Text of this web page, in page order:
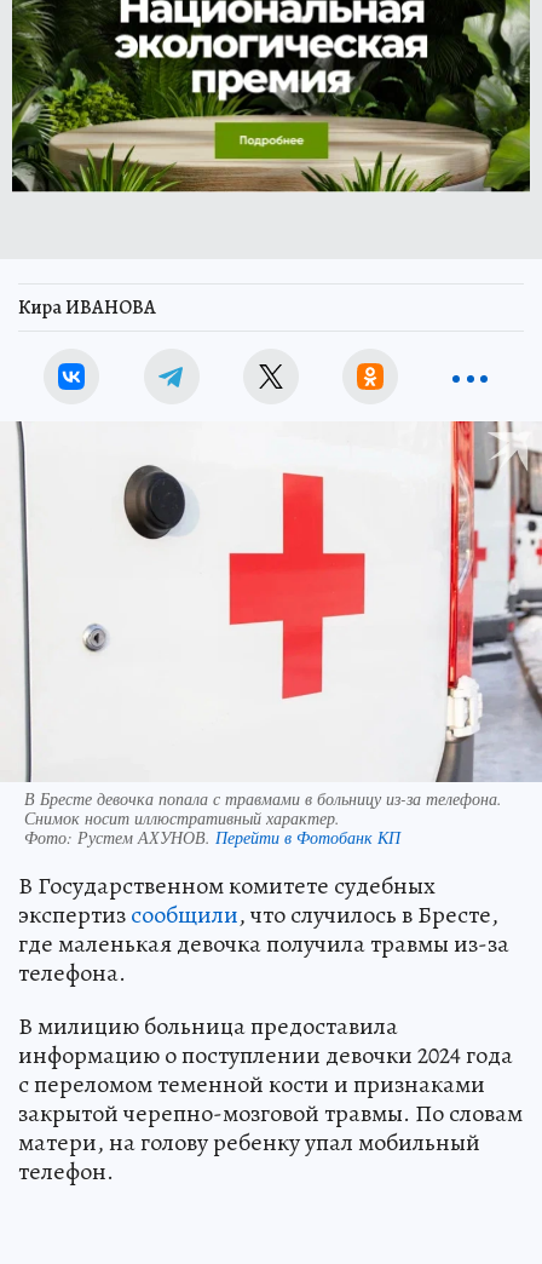
Кира ИВАНОВА
В Бресте девочка попала с травмами в больницу из-за телефона.
Снимок носит иллюстративный характер.
Фото: Рустем АХУНОВ. Перейти в Фотобанк КП
В Государственном комитете судебных
экспертизсообщили, что случилось в Бресте,
где маленькая девочка получила травмы из-за
телефона.
В милицию больница предоставила
информацию о поступлении девочки 2024 года
с переломом теменной кости и признаками
закрытой черепно-мозговой травмы. По словам
матери, на голову ребенку упал мобильный
телефон.